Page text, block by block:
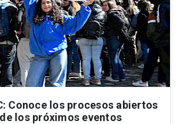
Conoce los procesos abiertos
los próximos eventos